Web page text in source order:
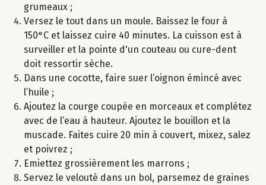
grumeaux ;
Versez le tout dans un moule. Baissez le four à
150°C et laissez cuire 40 minutes. La cuisson est à
surveiller et la pointe d'un couteau ou cure-dent
doit ressortir sèche.
Dans une cocotte, faire suer l’oignon émincé avec
l’huile ;
Ajoutez la courge coupée en morceaux et complétez
avec de l’eau à hauteur. Ajoutez le bouillon et la
muscade. Faites cuire 20 min à couvert, mixez, salez
et poivrez ;
Emiettez grossièrement les marrons ;
Servez le velouté dans un bol, parsemez de graines